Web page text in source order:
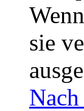
sie